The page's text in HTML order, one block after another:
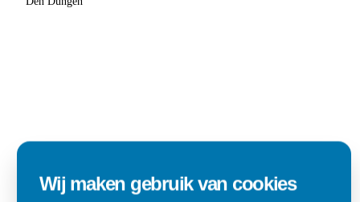
Wij maken gebruik van cookies